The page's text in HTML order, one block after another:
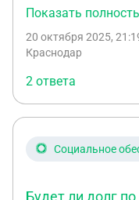
решения
старости,
старости. Истец
медицинской
качестве
самостоятельных
предмета спора,
Показать
20 октября 2025,
Краснодар
2 ответа
Социальное
Будет ли долг